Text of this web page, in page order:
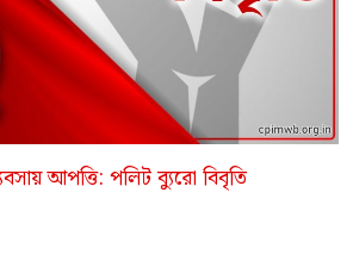
আপত্তি: পলিট ব্যুরো বিবৃতি